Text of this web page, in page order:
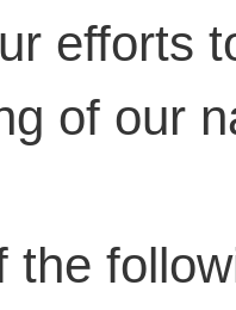
efforts
of our
the